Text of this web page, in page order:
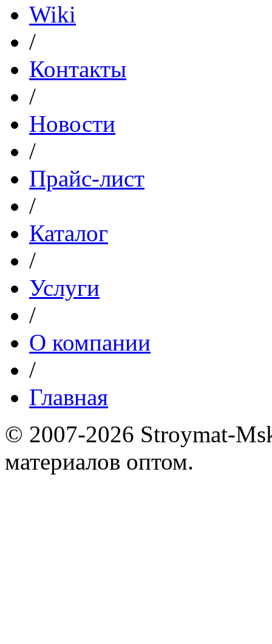
Wiki
/
Контакты
/
Новости
/
Прайс-лист
/
Каталог
/
Услуги
/
О компании
/
Главная
© 2007-2026 Stroymat-
материалов оптом.